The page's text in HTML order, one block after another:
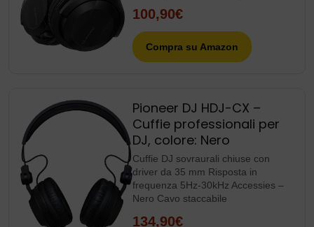
100,90€
Compra su Amazon
Pioneer DJ HDJ-CX –
Cuffie professionali per
DJ, colore: Nero
Cuffie DJ sovraurali chiuse con
driver da 35 mm Risposta in
frequenza 5Hz-30kHz Accessies –
Nero Cavo staccabile
134,90€